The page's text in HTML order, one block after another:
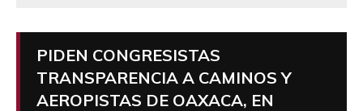
PIDEN CONGRESISTAS
TRANSPARENCIA A CAMINOS Y
AEROPISTAS DE OAXACA, EN